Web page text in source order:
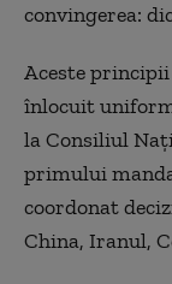
convingerea:
Aceste
înlocuit
la Consiliul
primului
coordonat
China, Iranul,